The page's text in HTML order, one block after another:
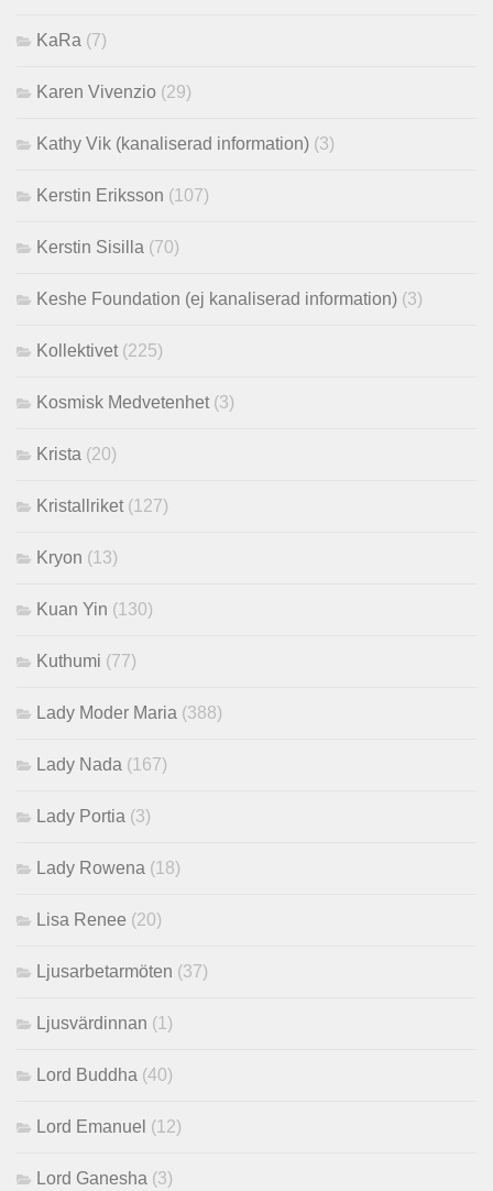
KaRa (7)
Karen Vivenzio (29)
Kathy Vik (kanaliserad information) (3)
Kerstin Eriksson (107)
Kerstin Sisilla (70)
Keshe Foundation (ej kanaliserad information) (3)
Kollektivet (225)
Kosmisk Medvetenhet (3)
Krista (20)
Kristallriket (127)
Kryon (13)
Kuan Yin (130)
Kuthumi (77)
Lady Moder Maria (388)
Lady Nada (167)
Lady Portia (3)
Lady Rowena (18)
Lisa Renee (20)
Ljusarbetarmöten (37)
Ljusvärdinnan (1)
Lord Buddha (40)
Lord Emanuel (12)
Lord Ganesha (3)